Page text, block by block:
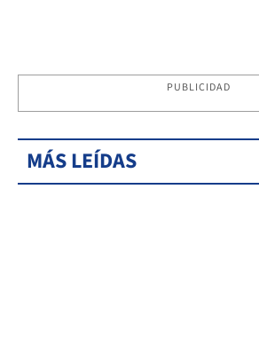
PUBLICIDAD
MÁS LEÍDAS